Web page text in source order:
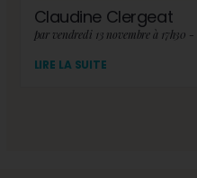
Claudine Clergeat
LIRE LA SUITE